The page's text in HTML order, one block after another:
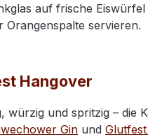
auf frische Eiswürfel
Orangenspalte servieren.
Hangover
würzig und spritzig – die
Gin und